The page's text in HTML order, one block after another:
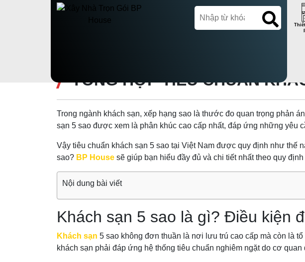
TỔNG HỢP TIÊU CHUẨN
Trong ngành khách sạn, xếp hạng sao là thước đo quan trọng phản
sạn 5 sao được xem là phân khúc cao cấp nhất, đáp ứng những yêu
Vậy tiêu chuẩn khách sạn 5 sao tại Việt Nam được quy định như thế
sao? BP House sẽ giúp bạn hiểu đầy đủ và chi tiết nhất theo quy
Nội dung bài viết
Khách sạn 5 sao là gì? Điều kiện
Khách sạn 5 sao không đơn thuần là nơi lưu trú cao cấp mà còn là
khách sạn phải đáp ứng hệ thống tiêu chuẩn nghiêm ngặt do cơ